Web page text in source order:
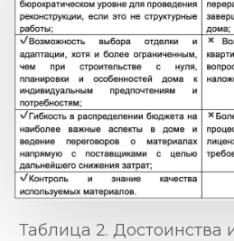
Таблица 2. Достоинства